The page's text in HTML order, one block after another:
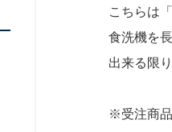
こちらは
食洗機を
出来る限
※受注商